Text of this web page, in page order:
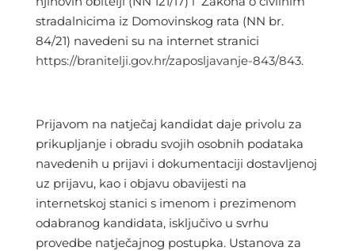
stradalnicima iz Domovinskog rata (NN br.
84/21) navedeni su na internet stranici
https://branitelji.gov.hr/zaposljavanje-843/843.
Prijavom na natječaj kandidat daje privolu za
prikupljanje i obradu svojih osobnih podataka
navedenih u prijavi i dokumentaciji dostavljenoj
uz prijavu, kao i objavu obavijesti na
internetskoj stanici s imenom i prezimenom
odabranog kandidata, isključivo u svrhu
provedbe natječajnog postupka. Ustanova za